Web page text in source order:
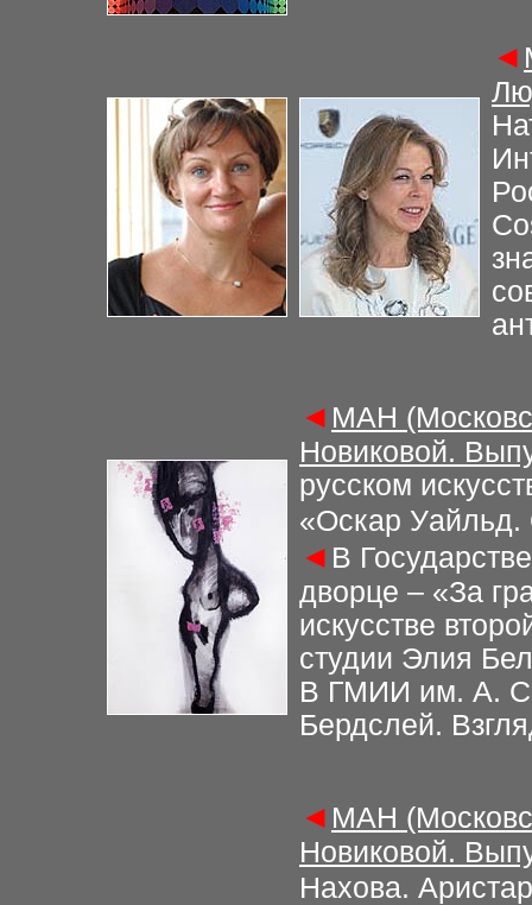
◄
◄ МАН
Новиковой.
русском
«Оскар Уайльд.
◄ В
дворце – «За
искусстве
студии Элия
В ГМИИ им. А.
Бердслей.
◄ МАН
Новиковой.
Нахова.